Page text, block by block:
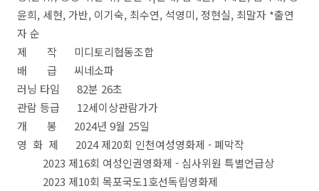
윤희, 세현, 가반, 이기숙, 최수연, 석영미, 정현실, 최말자 *출연
자 순
제 작 미디토리협동조합
배 급 씨네소파
러닝 타임 82분 26초
관람 등급 12세이상관람가가
개 봉 2024년 9월 25일
영 화 제 2024 제20회 인천여성영화제 - 폐막작
2023 제16회 여성인권영화제 - 심사위원 특별언급상
2023 제10회 목포국도1호선독립영화제